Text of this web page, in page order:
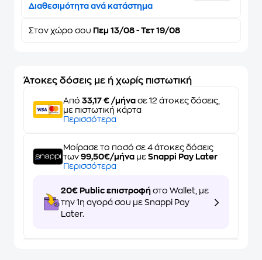
Διαθεσιμότητα ανά κατάστημα
Στον χώρο σου Πεμ 13/08 - Τετ 19/08
Άτοκες δόσεις με ή χωρίς πιστωτική
Από 33,17 € /μήνα σε 12 άτοκες δόσεις,
με πιστωτική κάρτα
Περισσότερα
Μοίρασε το ποσό σε 4 άτοκες δόσεις
των 99,50€/μήνα με Snappi Pay Later
Περισσότερα
20€ Public επιστροφή στο Wallet, με
την 1η αγορά σου με Snappi Pay
Later.